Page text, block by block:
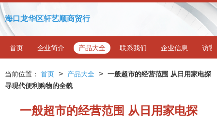
海口龙华区轩艺顺商贸行
首页 企业简介 产品大全 联系我们 企业信息 访客
当前位置： 首页 > 产品大全 > 一般超市的经营范围 从日用家电探
寻现代便利购物的全貌
一般超市的经营范围 从日用家电探